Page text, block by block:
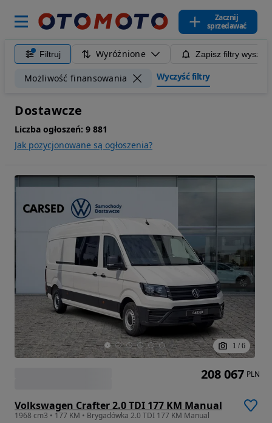
Zacznij
sprzedawać
Filtruj Wyróżnione Zapisz filtry
Możliwość finansowania Wyczyść filtry
Dostawcze
Liczba ogłoszeń: 9 881
Jak pozycjonowane są ogłoszenia?
1 / 6
Volkswagen Crafter 2.0 TDI 177 KM Manual
1968 cm3 • 177 KM • Brygadówka 2.0 TDI 177 KM Manual
208 067 PLN